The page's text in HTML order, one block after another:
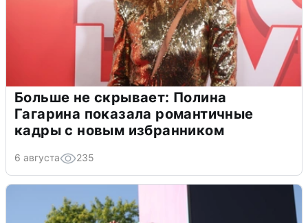
Больше не скрывает: Полина
Гагарина показала романтичные
кадры с новым избранником
6 августа 235